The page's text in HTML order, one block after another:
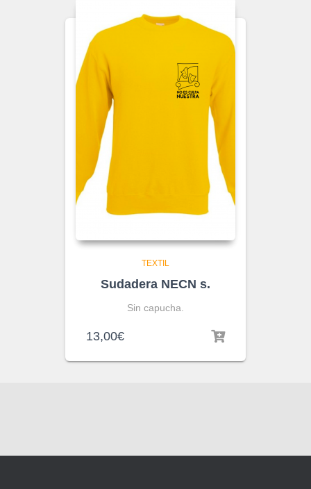
TEXTIL
Sudadera NECN s.
Sin capucha.
13,00€